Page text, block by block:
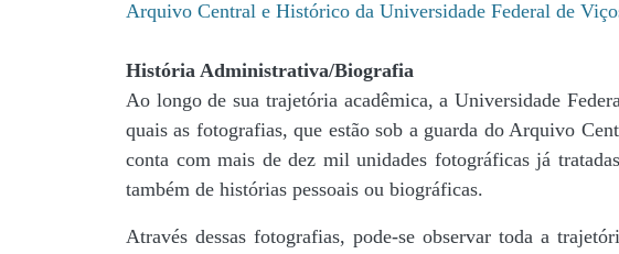
Arquivo Central e Histórico da Universidade Federal de
História Administrativa/Biografia
Ao longo de sua trajetória acadêmica, a Universidade
quais as fotografias, que estão sob a guarda do Arquivo
conta com mais de dez mil unidades fotográficas já
também de histórias pessoais ou biográficas.
Através dessas fotografias, pode-se observar toda a